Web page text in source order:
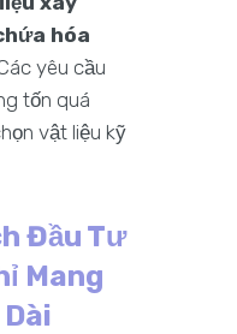
hóa
yêu cầu
tốn quá
vật liệu kỹ
Đầu Tư
Mang